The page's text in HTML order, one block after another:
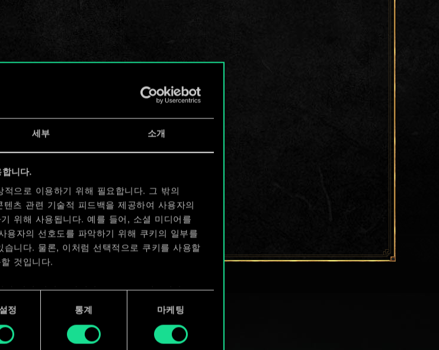
세부 소개
니다.
으로 이용하기 위해 필요합니다. 그 밖의
츠 관련 기술적 피드백을 제공하여 사용자의
위해 사용됩니다. 예를 들어, 소셜 미디어를
용자의 선호도를 파악하기 위해 쿠키의 일부를
습니다. 물론, 이처럼 선택적으로 쿠키를 사용할
것입니다.
나 관련 설정은 아래의 "Settings" 메뉴에서
정 통계 마케팅